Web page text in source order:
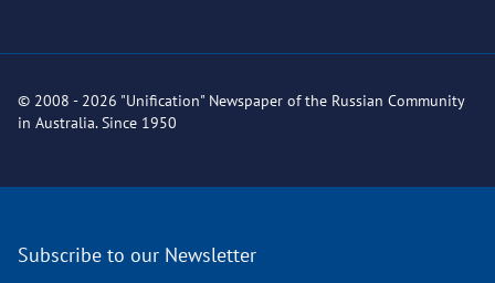
© 2008 - 2026 "Unification" Newspaper of the Russian Community
in Australia. Since 1950
Subscribe to our Newsletter